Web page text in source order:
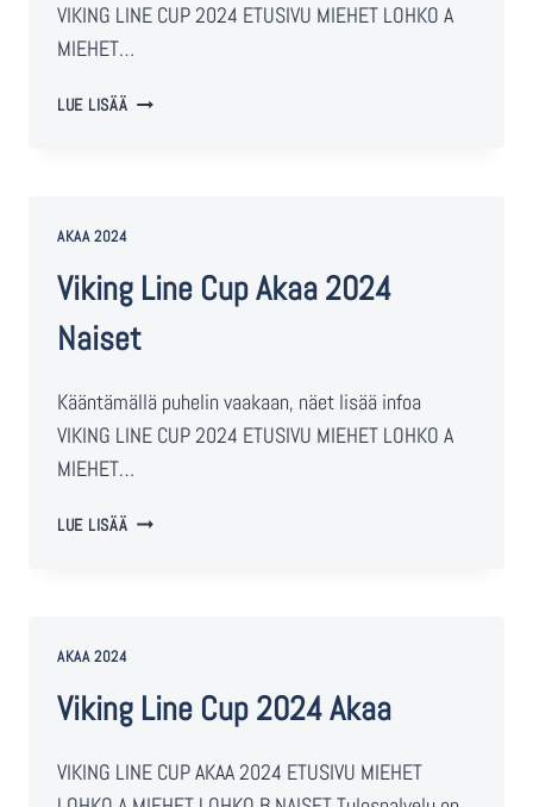
VIKING LINE CUP 2024 ETUSIVU MIEHET LOHKO A
MIEHET…
LUE LISÄÄ
AKAA 2024
Viking Line Cup Akaa 2024
Naiset
Kääntämällä puhelin vaakaan, näet lisää infoa
VIKING LINE CUP 2024 ETUSIVU MIEHET LOHKO A
MIEHET…
LUE LISÄÄ
AKAA 2024
Viking Line Cup 2024 Akaa
VIKING LINE CUP AKAA 2024 ETUSIVU MIEHET